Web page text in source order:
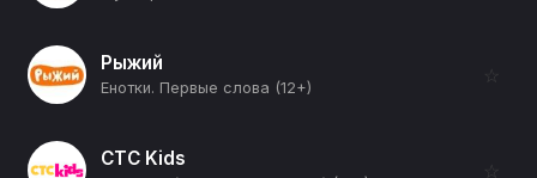
Рыжий
Енотки. Первые слова (12+)
☆
СТС Kids ☆